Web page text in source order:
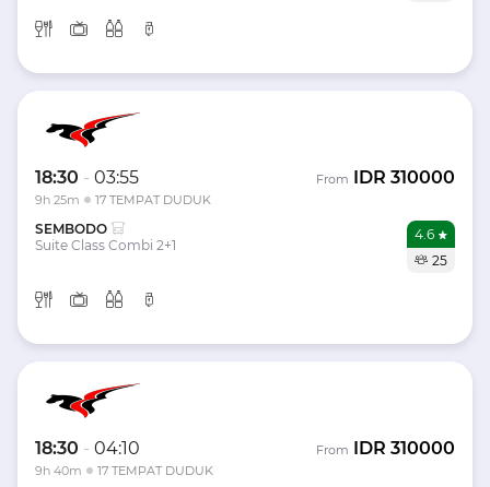
18:30 - 03:55
9h 25m 17 TEMPAT DUDUK
From IDR 310000
SEMBODO
Suite Class Combi 2+1
4.6
25
18:30 - 04:10
9h 40m 17 TEMPAT DUDUK
From IDR 310000